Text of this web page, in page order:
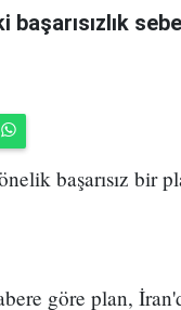
başarısız bir
göre plan,